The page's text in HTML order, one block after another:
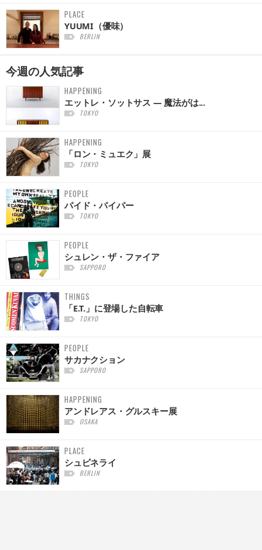
PLACE
YUUMI（優味）
BERLIN
今週の人気記事
HAPPENING
エットレ・ソットサス — 魔法がは...
TOKYO
HAPPENING
「ロン・ミュエク」展
TOKYO
PEOPLE
パイド・パイパー
TOKYO
PEOPLE
シュレン・ザ・ファイア
SAPPORO
THINGS
「E.T.」に登場した自転車
TOKYO
PEOPLE
サカナクション
SAPPORO
HAPPENING
アンドレアス・グルスキー展
OSAKA
PLACE
シュピネライ
BERLIN